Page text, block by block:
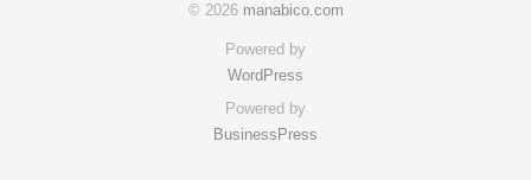
© 2026 manabico.com
Powered by
WordPress
Powered by
BusinessPress